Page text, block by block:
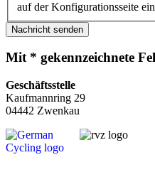
auf der Konfigurationsseite
Nachricht senden
Mit * gekennzeichnete
Geschäftsstelle
Kaufmannring 29
04442 Zwenkau